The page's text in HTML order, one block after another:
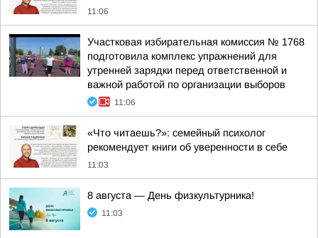
11:06
Участковая избирательная комиссия № 1768
подготовила комплекс упражнений для
утренней зарядки перед ответственной и
важной работой по организации выборов
11:06
«Что читаешь?»: семейный психолог
рекомендует книги об уверенности в себе
11:03
8 августа — День физкультурника!
11:03